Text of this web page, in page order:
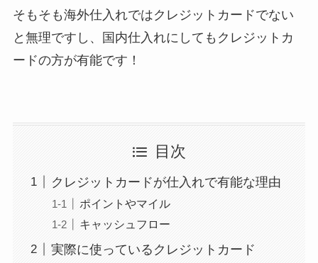
そもそも海外仕入れではクレジットカードでない
と無理ですし、国内仕入れにしてもクレジットカ
ードの方が有能です！
目次
クレジットカードが仕入れで有能な理由
ポイントやマイル
キャッシュフロー
実際に使っているクレジットカード